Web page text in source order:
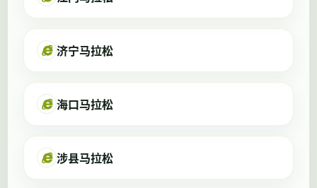
济宁马拉松
海口马拉松
涉县马拉松